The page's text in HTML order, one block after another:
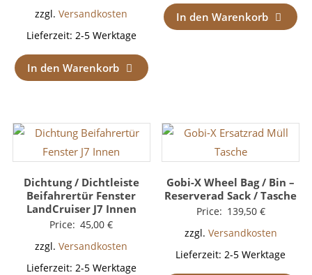
zzgl.Versandkosten
Lieferzeit: 2-5 Werktage
In den Warenkorb
In den Warenkorb
Dichtung / Dichtleiste
Beifahrertür Fenster
LandCruiser J7 Innen
Price: 45,00€
zzgl.Versandkosten
Lieferzeit: 2-5 Werktage
Gobi-X Wheel Bag / Bin –
Reserverad Sack / Tasche
Price: 139,50 €
zzgl. Versandkosten
Lieferzeit:2-5 Werktage